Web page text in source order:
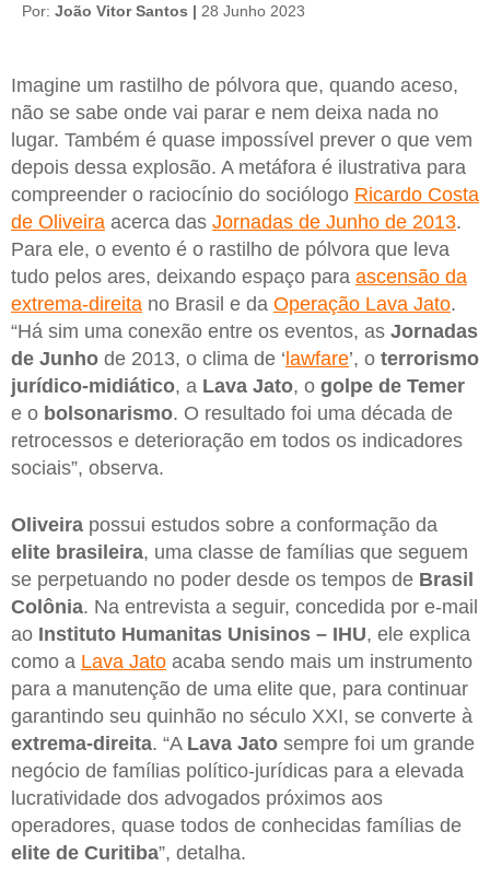
Por: João Vitor Santos | 28 Junho 2023
Imagine um rastilho de pólvora que, quando aceso,
não se sabe onde vai parar e nem deixa nada no
lugar. Também é quase impossível prever o que vem
depois dessa explosão. A metáfora é ilustrativa para
compreender o raciocínio do sociólogo Ricardo Costa
de Oliveira acerca das Jornadas de Junho de 2013.
Para ele, o evento é o rastilho de pólvora que leva
tudo pelos ares, deixando espaço para ascensão da
extrema-direita no Brasil e da Operação Lava Jato.
“Há sim uma conexão entre os eventos, as Jornadas
de Junho de 2013, o clima de ‘ lawfare’, o terrorismo
jurídico-midiático, a Lava Jato, o golpe de Temer
e o bolsonarismo. O resultado foi uma década de
retrocessos e deterioração em todos os indicadores
sociais”, observa.
Oliveira possui estudos sobre a conformação da
elite brasileira, uma classe de famílias que seguem
se perpetuando no poder desde os tempos de Brasil
Colônia. Na entrevista a seguir, concedida por e-mail
ao Instituto Humanitas Unisinos – IHU, ele explica
como a Lava Jato acaba sendo mais um instrumento
para a manutenção de uma elite que, para continuar
garantindo seu quinhão no século XXI, se converte à
extrema-direita. “A Lava Jato sempre foi um grande
negócio de famílias político-jurídicas para a elevada
lucratividade dos advogados próximos aos
operadores, quase todos de conhecidas famílias de
elite de Curitiba”, detalha.